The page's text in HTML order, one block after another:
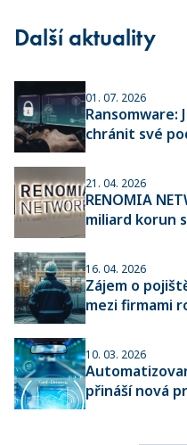
Další aktuality
01. 07. 2026
Ransomware:
chránit své
21. 04. 2026
RENOMIA
miliard korun
16. 04. 2026
Zájem o
mezi firmami
10. 03. 2026
přináší nová